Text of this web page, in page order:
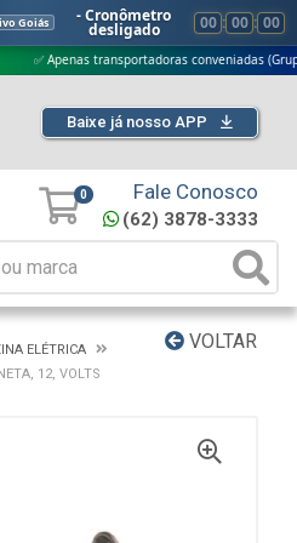
Goiás - Cronômetro
desligado 00 : 00 : 00
✅ Apenas transportadoras conveniadas (Grupo G5)
Baixe já nosso APP
0 Fale Conosco
(62) 3878-3333
VOLTAR
ELÉTRICA
12, VOLTS